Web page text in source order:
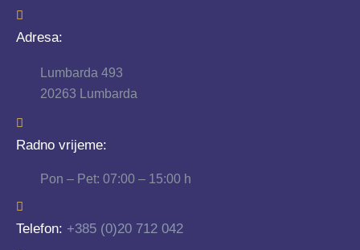
Adresa:
Lumbarda 493
20263 Lumbarda
Radno vrijeme:
Pon – Pet: 07:00 – 15:00 h
Telefon: +385 (0)20 712 042